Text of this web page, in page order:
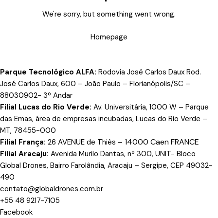
We're sorry, but something went wrong.
Homepage
Parque Tecnológico ALFA: Rodovia José Carlos Daux Rod.
José Carlos Daux, 600 – João Paulo – Florianópolis/SC –
88030902- 3º Andar
Filial Lucas do Rio Verde: Av. Universitária, 1000 W – Parque
das Emas, área de empresas incubadas, Lucas do Rio Verde –
MT, 78455-000
Filial França: 26 AVENUE de Thiès – 14000 Caen FRANCE
Filial Aracaju: Avenida Murilo Dantas, nº 300, UNIT- Bloco
Global Drones, Bairro Farolândia, Aracaju – Sergipe, CEP 49032-
490
contato@globaldrones.com.br
+55 48 9217-7105
Facebook